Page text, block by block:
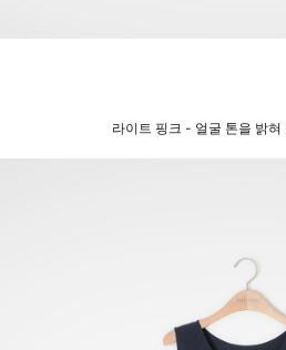
라이트 핑크 - 얼굴 톤을 밝혀